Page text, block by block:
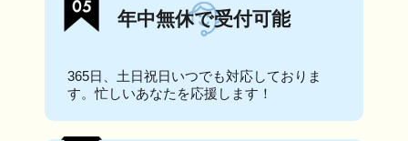
年中無休で受付可能
365日、土日祝日いつでも対応しておりま
す。忙しいあなたを応援します！